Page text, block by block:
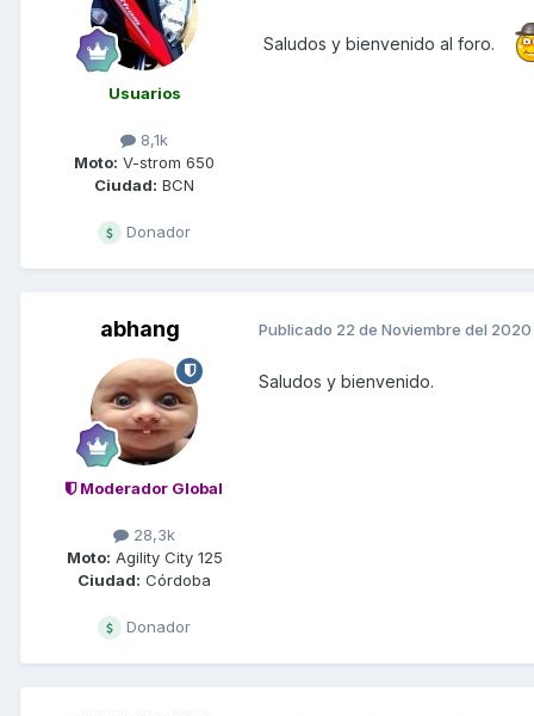
Usuarios
8,1k
Moto: V-strom 650
Ciudad: BCN
Donador
Saludos y bienvenido al foro.
abhang
Moderador Global
28,3k
Moto: Agility City 125
Ciudad: Córdoba
Donador
Publicado 22 de Noviembre del 2020
Saludos y bienvenido.